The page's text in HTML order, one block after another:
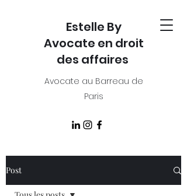
Estelle By
Avocate en droit
des affaires
Avocate au Barreau de
Paris
Post